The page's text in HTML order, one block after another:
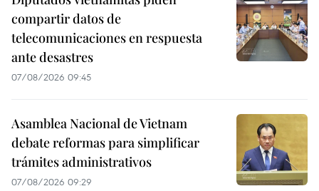
compartir datos de
telecomunicaciones en respuesta
ante desastres
07/08/2026 09:45
Asamblea Nacional de Vietnam
debate reformas para simplificar
trámites administrativos
07/08/2026 09:29